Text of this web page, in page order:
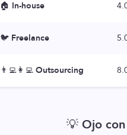
🏠 In-house
🐦 Freelance
👨‍💻👩‍💻 Outsourcing
💡 Ojo